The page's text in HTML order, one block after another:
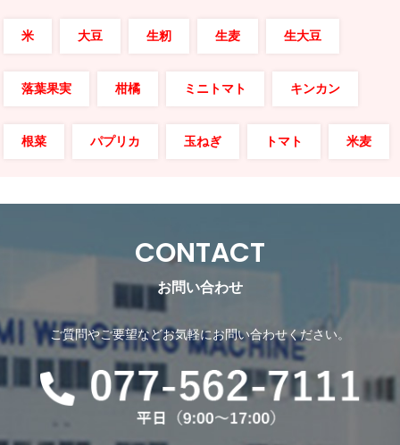
米 大豆 生籾 生麦 生大豆
落葉果実 柑橘 ミニトマト キンカン
根菜 パプリカ 玉ねぎ トマト 米麦
CONTACT
お問い合わせ
ご質問やご要望などお気軽にお問い合わせください。